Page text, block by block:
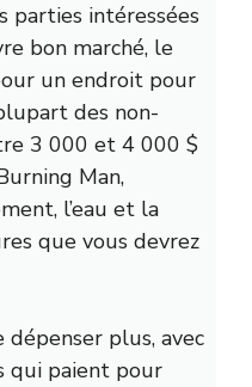
parties intéressées
bon marché, le
un endroit pour
des non-
3 000 et 4 000 $
Man,
l’eau et la
que vous devrez
plus, avec
qui paient pour